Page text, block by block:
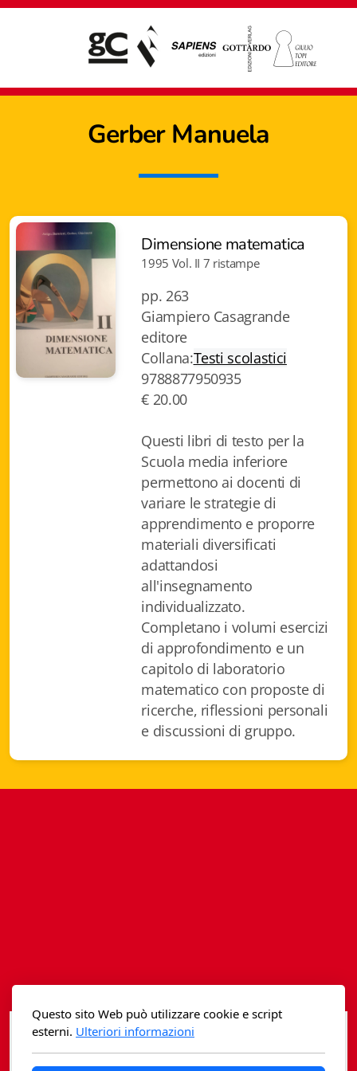
Gerber Manuela
Dimensione matematica
1995 Vol. II 7 ristampe
pp. 263
Giampiero Casagrande
editore
Collana:Testi scolastici
9788877950935
€ 20.00
Questi libri di testo per la
Scuola media inferiore
permettono ai docenti di
variare le strategie di
apprendimento e proporre
materiali diversificati
adattandosi
all'insegnamento
individualizzato.
Completano i volumi esercizi
di approfondimento e un
capitolo di laboratorio
matematico con proposte di
ricerche, riflessioni personali
e discussioni di gruppo.
Questo sito Web può utilizzare cookie e script
esterni. Ulteriori informazioni
Giampiero Casagrande editore
Biblioteca letteraria Nord-Sud
EJO- European Journalism Observatory
iQuaderni - fondazioneculturalecollinadoro
Istituzioni - Società - Cittadini
Jus Helveticum
Varia